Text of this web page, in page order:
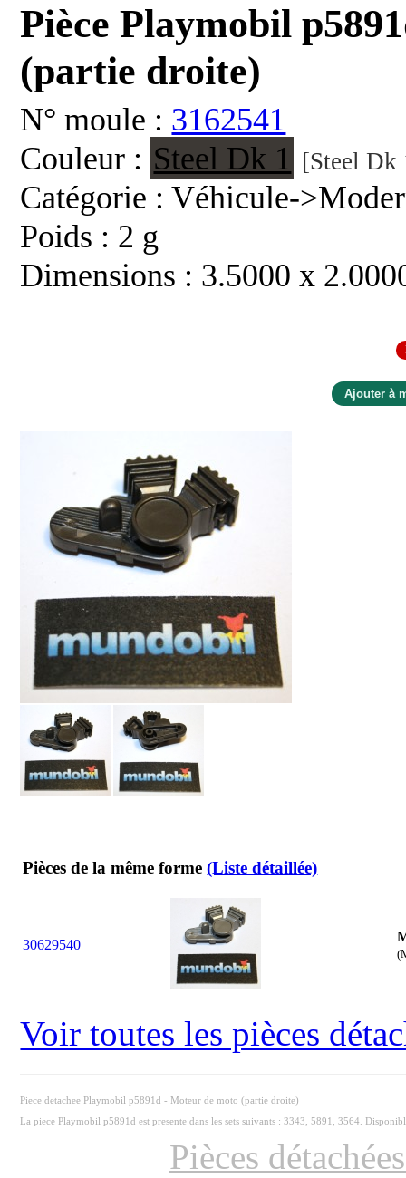
Pièce Playmobil
(partie droite)
N° moule : 3162541
Couleur : Steel Dk 1 [Steel Dk
Catégorie : Véhicule-
Poids : 2 g
Dimensions : 3.5000 x
Pièces de la même forme(Liste détaillée)
30629540
Voir toutes les pièces
Piece detachee Playmobil p5891d - Moteur de moto (partie droite)
La piece Playmobil p5891d est presente dans les sets suivants : 3343, 5891, 3564.
Pièces